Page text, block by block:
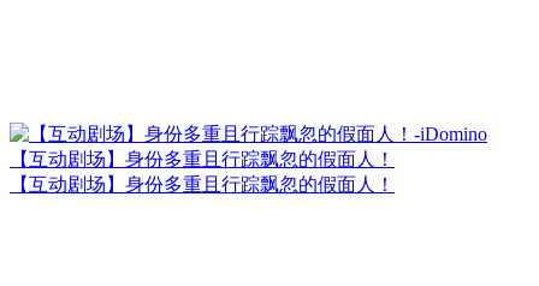
【互动剧场】身份多重且行踪飘忽的假面人！
【互动剧场】身份多重且行踪飘忽的假面人！